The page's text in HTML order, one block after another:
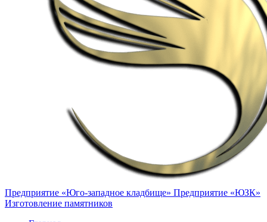
Предприятие «Юго-западное кладбище» Предприятие «ЮЗК»
Изготовление памятников